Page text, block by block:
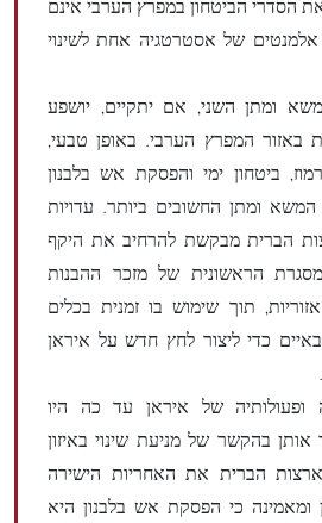
את הסדרי הביטחון במפרץ הערבי אינם
אלמנטים של אסטרטגיה אחת לשינוי
ומתן השני, אם יתקיים, יושפע
באזור המפרץ הערבי. באופן טבעי,
ביטחון ימי והפסקת אש בלבנון
המשא ומתן החשובים ביותר. עדויות
הברית מבקשת להרחיב את היקף
הראשונית של מזכר ההבנות
תוך שימוש בו זמנית בכלים
כדי ליצור לחץ חדש על איראן
ופעולותיה של איראן עד כה היו
אותן בהקשר של מניעת שינוי באיזון
הברית את האחריות הישירה
ומאמינה כי הפסקת אש בלבנון היא